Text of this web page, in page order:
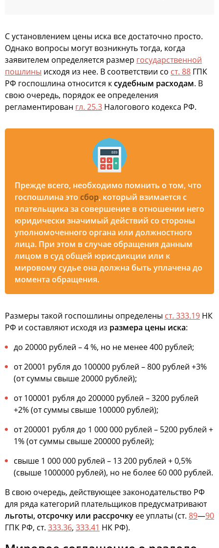
С установлением цены иска все достаточно просто.
Однако вопросы могут возникнуть тогда, когда
заявителем определяется размер государственной
пошлины исходя из нее. В соответствии со ст. 88 ГПК
РФ госпошлина относится ксудебным расходам. В
свою очередь, порядок ее определения
регламентирован гл. 25.3 Налогового кодекса РФ.
Прежде всего, необходимо помнить о том, что
госпошлина это сбор, который взимается с
плательщика за совершение в отношении него
юридически значимый действий со стороны
уполномоченного органа или должностного
лица. При этом в случае обращения данным
лицом в суд общей юрисдикции или к
мировому судье она должна быть уплачена до
момента обращения.
Размеры такой госпошлины определены ст. 333.19 НК
РФ и составляют исходя из размера цены иска:
до 20000 рублей – 4 %, но не менее 400 рублей;
от 20001 рубля до 100000 рублей – 800 рублей +3%
(от суммы свыше 20000 рублей);
от 100001 рубля до 200000 рублей – 3200 рублей
+2% (от суммы свыше 100000 рублей);
от 200001 рубля до 1 000 000 рублей – 5200 рублей +
1% (от суммы свыше 200000 рублей);
свыше 1 000 000 рублей – 13 200 рублей + 0,5%
(свыше 1000000 рублей), но не более 60 000 рублей.
В свою очередь, действующее законодательство РФ
для ряда категорий плательщиков предусматривают
льготы, отсрочку или рассрочку ее уплаты (ст. 89—90
ГПК РФ, ст. 333.36, 333.41 НК РФ).